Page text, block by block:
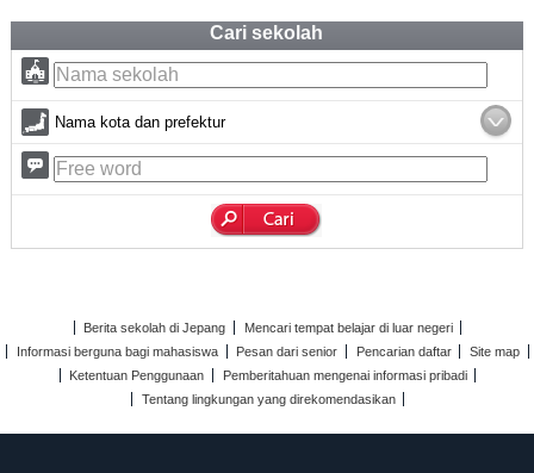
Cari sekolah
Nama kota dan prefektur
Berita sekolah di Jepang
Mencari tempat belajar di luar negeri
Informasi berguna bagi mahasiswa
Pesan dari senior Pencarian daftar
Site map
Ketentuan Penggunaan
Pemberitahuan mengenai informasi pribadi
Tentang lingkungan yang direkomendasikan